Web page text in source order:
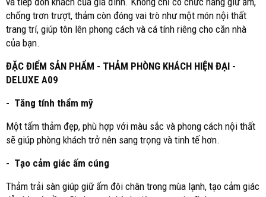
chống trơn trượt, thảm còn đóng vai trò như một món nội thất
trang trí, giúp tôn lên phong cách và cá tính riêng cho căn nhà
của bạn.
ĐẶC ĐIỂM SẢN PHẨM - THẢM PHÒNG KHÁCH HIỆN ĐẠI -
DELUXE A09
- Tăng tính thẩm mỹ
Một tấm thảm đẹp, phù hợp với màu sắc và phong cách nội thất
sẽ giúp phòng khách trở nên sang trọng và tinh tế hơn.
- Tạo cảm giác ấm cúng
Thảm trải sàn giúp giữ ấm đôi chân trong mùa lạnh, tạo cảm giác